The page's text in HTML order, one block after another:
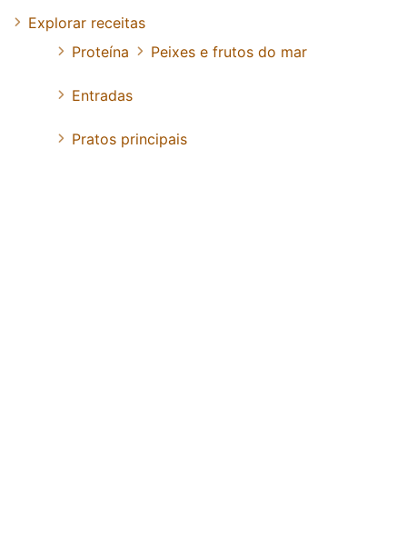
Explorar receitas
Proteína
Peixes e frutos do mar
Entradas
Pratos principais